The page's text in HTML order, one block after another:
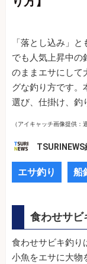
「落とし込み」
でも人気上昇中の
のままエサにして
グな釣り方です。
選び、仕掛け、釣
（アイキャッチ画像提供：
エサ釣り 船
食わせサビ
食わせサビキ釣り
小魚をエサに大物